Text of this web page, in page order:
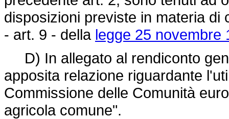
disposizioni previste in materia di
- art. 9 - della legge 25 novembre
D) In allegato al rendiconto
apposita relazione riguardante
Commissione delle Comunità
agricola comune".